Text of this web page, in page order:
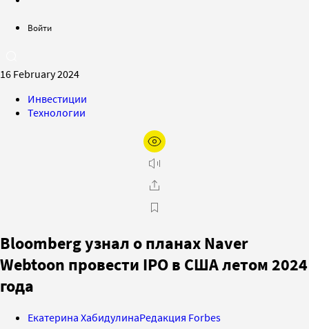
Войти
16 February 2024
Инвестиции
Технологии
Bloomberg узнал о планах Naver
Webtoon провести IPO в США летом 2024
года
Екатерина ХабидулинаРедакция Forbes